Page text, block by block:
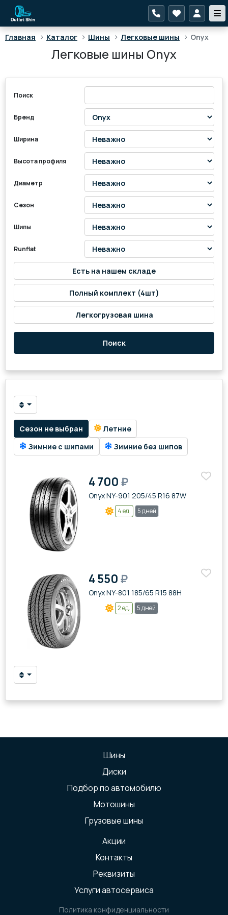
Главная > Каталог > Шины > Легковые шины > Onyx
Легковые шины Onyx
Поиск
Бренд
Ширина
Высота профиля
Диаметр
Сезон
Шипы
Runflat
Есть на нашем складе
Полный комплект (4шт)
Легкогрузовая шина
Поиск
Сезон не выбран
Летние
Зимние с шипами
Зимние без шипов
4 700₽
Onyx NY-901 205/45 R16 87W
4 ед. 5 дней
4 550₽
Onyx NY-801 185/65 R15 88H
2 ед. 5 дней
Шины
Диски
Подбор по автомобилю
Мотошины
Грузовые шины
Акции
Контакты
Реквизиты
Услуги автосервиса
Политика конфиденциальности